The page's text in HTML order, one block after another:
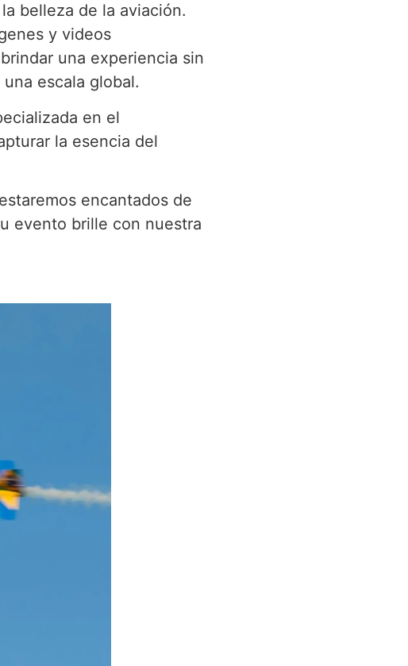
belleza de la aviación.
y videos
una experiencia sin
escala global.
en el
la esencia del
encantados de
evento brille con nuestra